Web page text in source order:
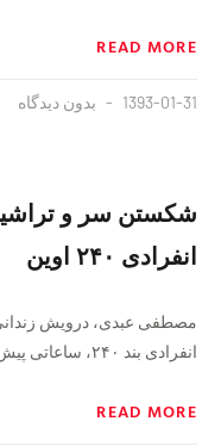
READ MORE
1393-01-31 بدون دیدگاه
شکستن سر و
انفرادی ۲۴۰ اوین
مصطفی عبدی، درویش
انفرادی بند ۲۴۰، ساعاتی پیش با
READ MORE